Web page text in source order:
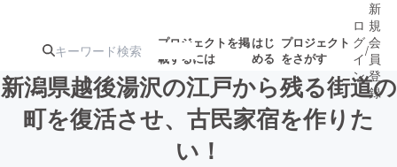
プロジェクトを掲
載するには
はじ
める
プロジェクト
をさがす
注目の新着プロ
ロ
グ
イ
ン
/
新
規
会
員
登
録
新潟県越後湯沢の江戸から残る街道の
町を復活させ、古民家宿を作りた
い！